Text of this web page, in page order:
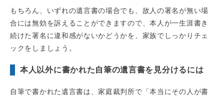
もちろん、いずれの遺言書の場合でも、故人の署名が無い場
合には無効を訴えることができますので、本人が一生涯書き
続けた署名に違和感がないかどうかを、家族でしっかりチェ
ックをしましょう。
本人以外に書かれた自筆の遺言書を見分けるには
自筆で書かれた遺言書は、家庭裁判所で「本当にその人が書